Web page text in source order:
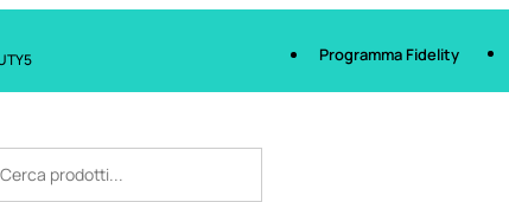
Programma Fidelity